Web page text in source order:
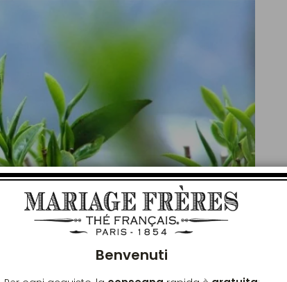
Benvenuti